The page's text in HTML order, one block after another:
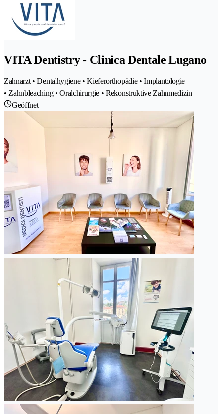
VITA Dentistry - Clinica Dentale Lugano
Zahnarzt • Dentalhygiene • Kieferorthopädie • Implantologie
• Zahnbleaching • Oralchirurgie • Rekonstruktive Zahnmedizin
Geöffnet